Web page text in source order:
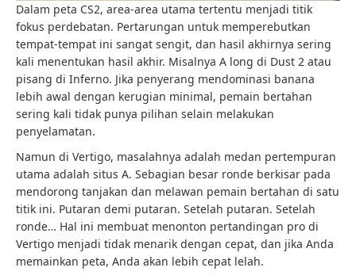
Dalam peta CS2, area-area utama tertentu menjadi titik
fokus perdebatan. Pertarungan untuk memperebutkan
tempat-tempat ini sangat sengit, dan hasil akhirnya sering
kali menentukan hasil akhir. Misalnya A long di Dust 2 atau
pisang di Inferno. Jika penyerang mendominasi banana
lebih awal dengan kerugian minimal, pemain bertahan
sering kali tidak punya pilihan selain melakukan
penyelamatan.
Namun di Vertigo, masalahnya adalah medan pertempuran
utama adalah situs A. Sebagian besar ronde berkisar pada
mendorong tanjakan dan melawan pemain bertahan di satu
titik ini. Putaran demi putaran. Setelah putaran. Setelah
ronde… Hal ini membuat menonton pertandingan pro di
Vertigo menjadi tidak menarik dengan cepat, dan jika Anda
memainkan peta, Anda akan lebih cepat lelah.